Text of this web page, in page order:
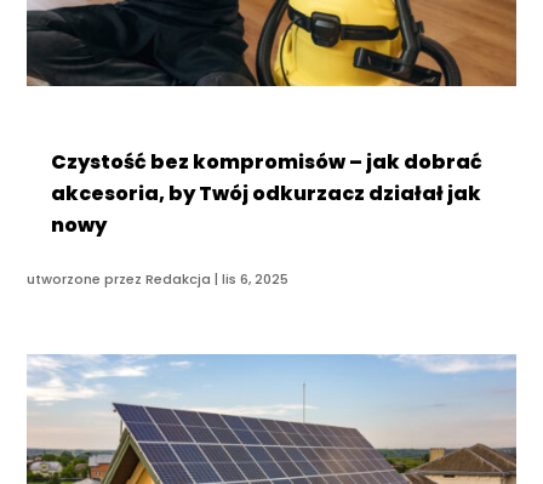
Czystość bez kompromisów – jak dobrać
akcesoria, by Twój odkurzacz działał jak
nowy
utworzone przezRedakcja |lis 6, 2025